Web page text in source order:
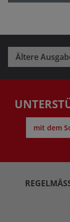
Ältere
mit dem